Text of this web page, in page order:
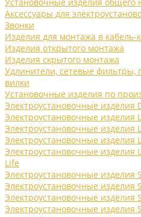
Аксессуары для
Звонки
Изделия для монтажа в кабель-
Изделия открытого монтажа
Изделия скрытого монтажа
Удлинители, сетевые фильтры,
вилки
Установочные изделия по
Электроустановочные изделия
Электроустановочные изделия
Электроустановочные изделия
Электроустановочные изделия
Электроустановочные изделия
Life
Электроустановочные изделия
Электроустановочные изделия
Электроустановочные изделия
Электроустановочные изделия